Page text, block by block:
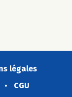
légales
CGU